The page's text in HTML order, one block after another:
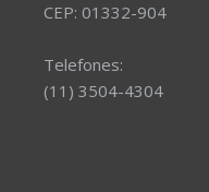
CEP: 01332-904
Telefones:
(11) 3504-4304